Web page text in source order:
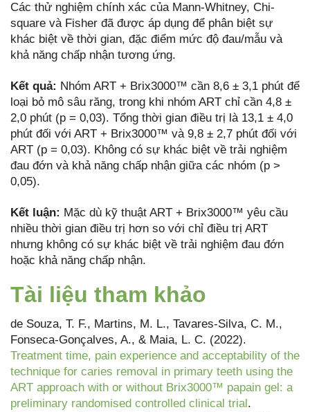
Các thử nghiệm chính xác của Mann-Whitney, Chi-
square và Fisher đã được áp dụng để phân biệt sự
khác biệt về thời gian, đặc điểm mức độ đau/mẫu và
khả năng chấp nhận tương ứng.
Kết quả: Nhóm ART + Brix3000™ cần 8,6 ± 3,1 phút để
loại bỏ mô sâu răng, trong khi nhóm ART chỉ cần 4,8 ±
2,0 phút (p = 0,03). Tổng thời gian điều trị là 13,1 ± 4,0
phút đối với ART + Brix3000™ và 9,8 ± 2,7 phút đối với
ART (p = 0,03). Không có sự khác biệt về trải nghiệm
đau đớn và khả năng chấp nhận giữa các nhóm (p >
0,05).
Kết luận: Mặc dù kỹ thuật ART + Brix3000™ yêu cầu
nhiều thời gian điều trị hơn so với chỉ điều trị ART
nhưng không có sự khác biệt về trải nghiệm đau đớn
hoặc khả năng chấp nhận.
Tài liệu tham khảo
de Souza, T. F., Martins, M. L., Tavares-Silva, C. M.,
Fonseca-Gonçalves, A., & Maia, L. C. (2022).
Treatment time, pain experience and acceptability of the
technique for caries removal in primary teeth using the
ART approach with or without Brix3000™ papain gel: a
preliminary randomised controlled clinical trial.